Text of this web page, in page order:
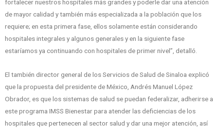
fortalecer nuestros hospitales más grandes y poderle dar una atención
de mayor calidad y también más especializada a la población que los
requiere; en esta primera fase, ellos solamente están considerando
hospitales integrales y algunos generales y en la siguiente fase
estaríamos ya continuando con hospitales de primer nivel”, detalló.
El también director general de los Servicios de Salud de Sinaloa explicó
que la propuesta del presidente de México, Andrés Manuel López
Obrador, es que los sistemas de salud se puedan federalizar, adherirse a
este programa IMSS Bienestar para atender las deficiencias de los
hospitales que pertenecen al sector salud y dar una mejor atención, así